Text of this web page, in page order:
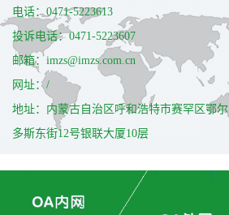
电话：0471-5223613
投诉电话：0471-5223607
邮箱：imzs@imzs.com.cn
网址：/
地址：内蒙古自治区呼和浩特市赛罕区鄂尔
多斯东街12号银联大厦10层